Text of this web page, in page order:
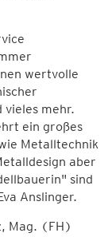
wertvolle
mehr.
ein großes
Metalltechnik
aber
sind
Anslinger.
Mag. (FH)